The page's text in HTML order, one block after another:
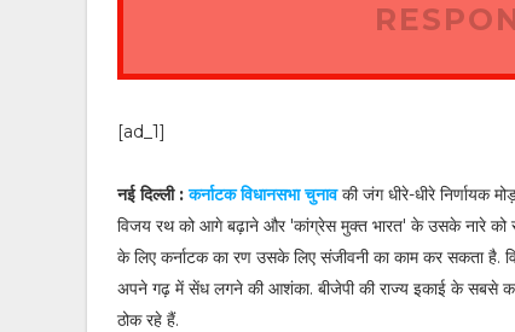
[ad_1]
नई दिल्ली : कर्नाटक विधानसभा चुनावकी जंग धीरे-धीरे निर्णायक
विजय रथ को आगे बढ़ाने और 'कांग्रेस मुक्त भारत' के उसके नारे को
के लिए कर्नाटक का रण उसके लिए संजीवनी का काम कर सकता है.
अपने गढ़ में सेंध लगने की आशंका. बीजेपी की राज्य इकाई के सबसे
ठोक रहे हैं.